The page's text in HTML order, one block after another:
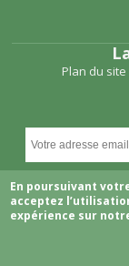
Plan du site
En poursuivant
acceptez
expérience sur